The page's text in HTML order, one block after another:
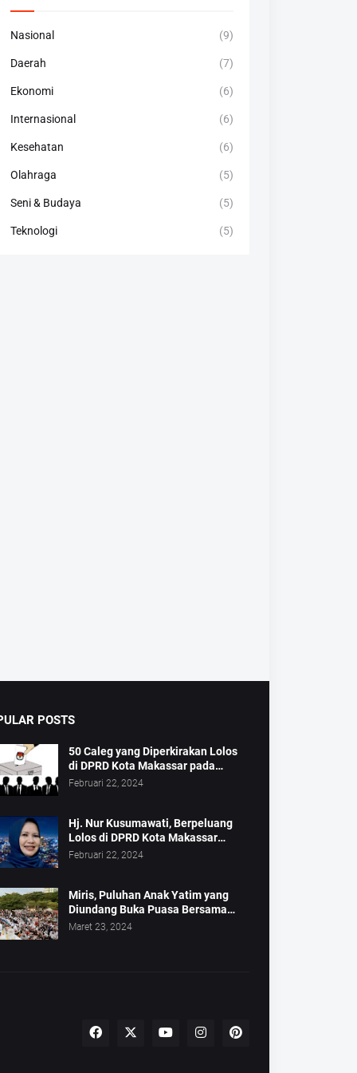
Nasional (9)
Daerah (7)
Ekonomi (6)
Internasional (6)
Kesehatan (6)
Olahraga (5)
Seni & Budaya (5)
Teknologi (5)
POSTS
50 Caleg yang Diperkirakan Lolos
di DPRD Kota Makassar pada
Pemilu 2024
Februari 22, 2024
Hj. Nur Kusumawati, Berpeluang
Lolos di DPRD Kota Makassar
Mewakili Suara Perempuan Dapil 2
Februari 22, 2024
Miris, Puluhan Anak Yatim yang
Diundang Buka Puasa Bersama
Tidak Dapat Jatah Makan dan Infaq
Maret 23, 2024